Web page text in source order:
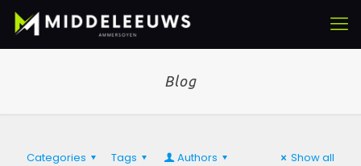
Blog
Categories Tags Authors Show all